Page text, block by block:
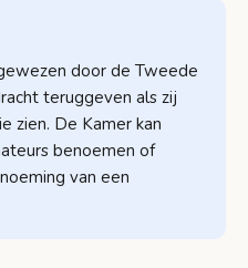
door de Tweede
teruggeven als zij
zien. De Kamer kan
benoemen of
van een